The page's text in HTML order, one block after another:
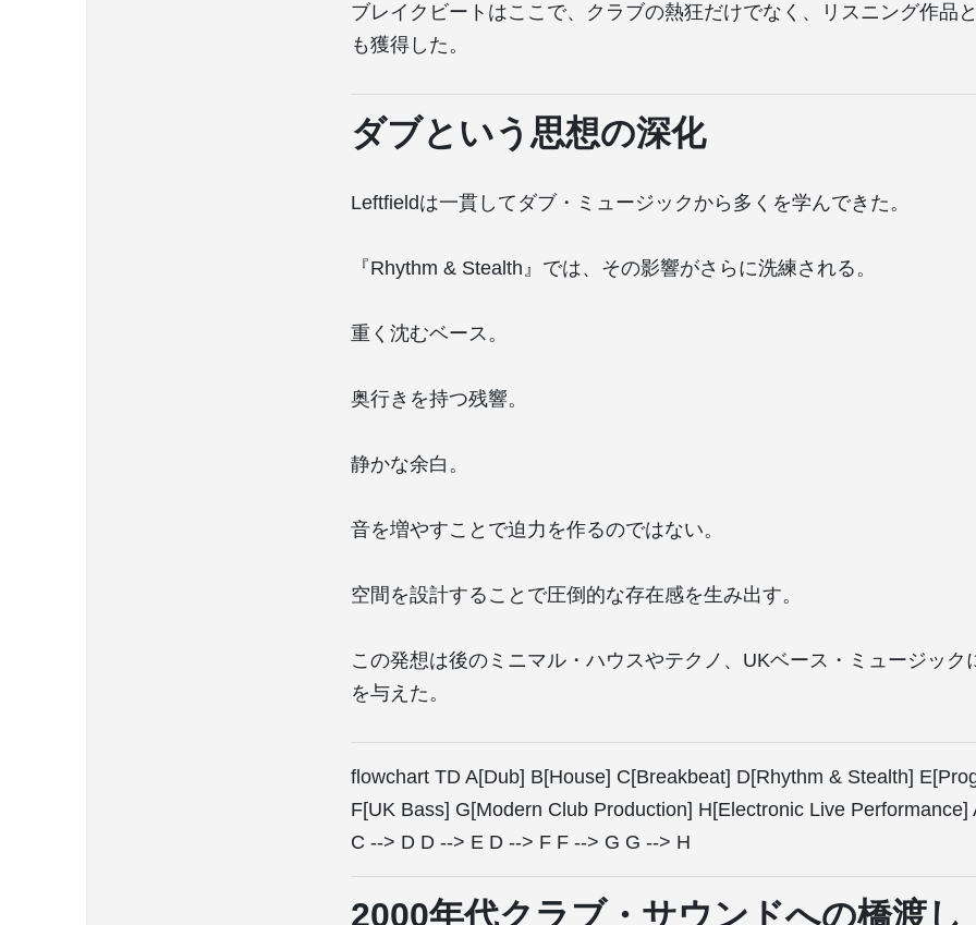
ブレイクビートはここで、クラブの熱狂だけでなく、リスニング作品
も獲得した。
ダブという思想の深化
Leftfieldは一貫してダブ・ミュージックから多くを学んできた。
『Rhythm & Stealth』では、その影響がさらに洗練される。
重く沈むベース。
奥行きを持つ残響。
静かな余白。
音を増やすことで迫力を作るのではない。
空間を設計することで圧倒的な存在感を生み出す。
この発想は後のミニマル・ハウスやテクノ、UKベース・ミュージック
を与えた。
flowchart TD A[Dub] B[House] C[Breakbeat] D[Rhythm & Stealth]
F[UK Bass] G[Modern Club Production] H[Electronic Live Performance]
C --> D D --> E D --> F F --> G G --> H
2000年代クラブ・サウンドへの橋渡し